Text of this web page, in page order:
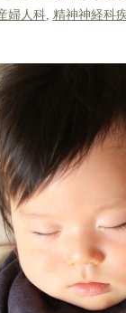
婦人科, 精神神経科